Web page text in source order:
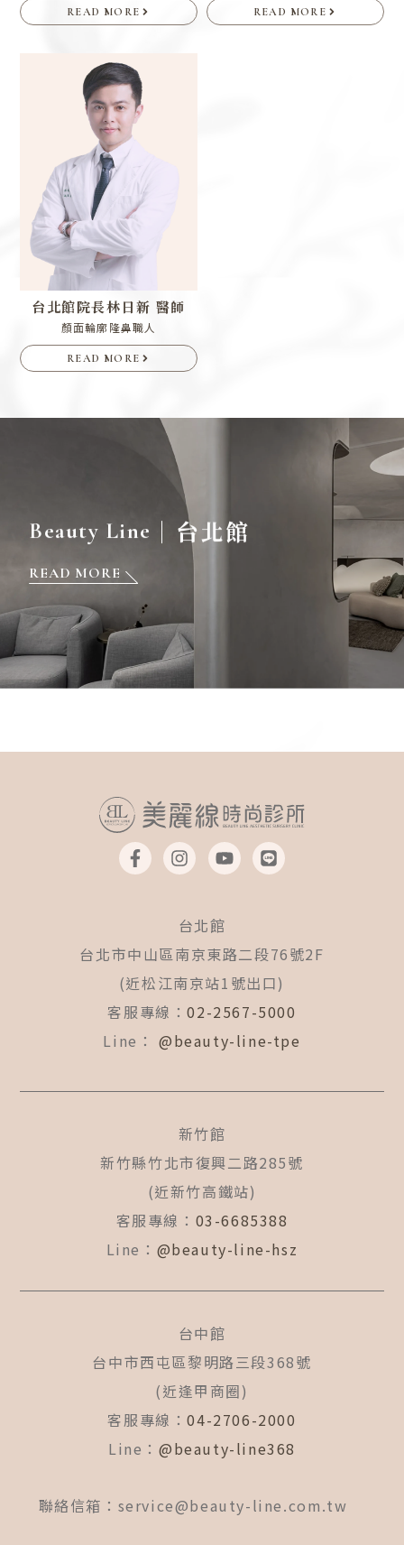
READ MORE READ MORE
台北館院長林日新 醫師
顏面輪廓隆鼻職人
READ MORE
Beauty Line ｜台北館
READ MORE
F
a
c
o
k
-
f
I
n
s
a
g
r
a
m
Y
o
u
b
e
L
i
n
台北館
台北市中山區南京東路二段76號2F
(近松江南京站1號出口)
客服專線：02-2567-5000
Line： @beauty-line-tpe
新竹館
新竹縣竹北市復興二路285號
(近新竹高鐵站)
客服專線： 03-6685388
Line： @beauty-line-hsz
台中館
台中市西屯區黎明路三段368號
(近逢甲商圈)
客服專線：04-2706-2000
Line： @beauty-line368
聯絡信箱： service@beauty-line.com.tw